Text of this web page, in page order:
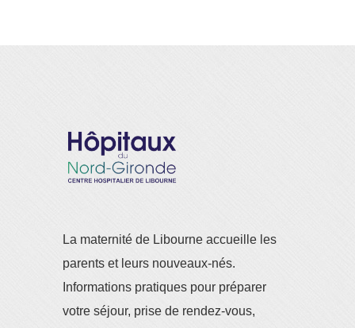
La maternité de Libourne accueille les
parents et leurs nouveaux-nés.
Informations pratiques pour préparer
votre séjour, prise de rendez-vous,